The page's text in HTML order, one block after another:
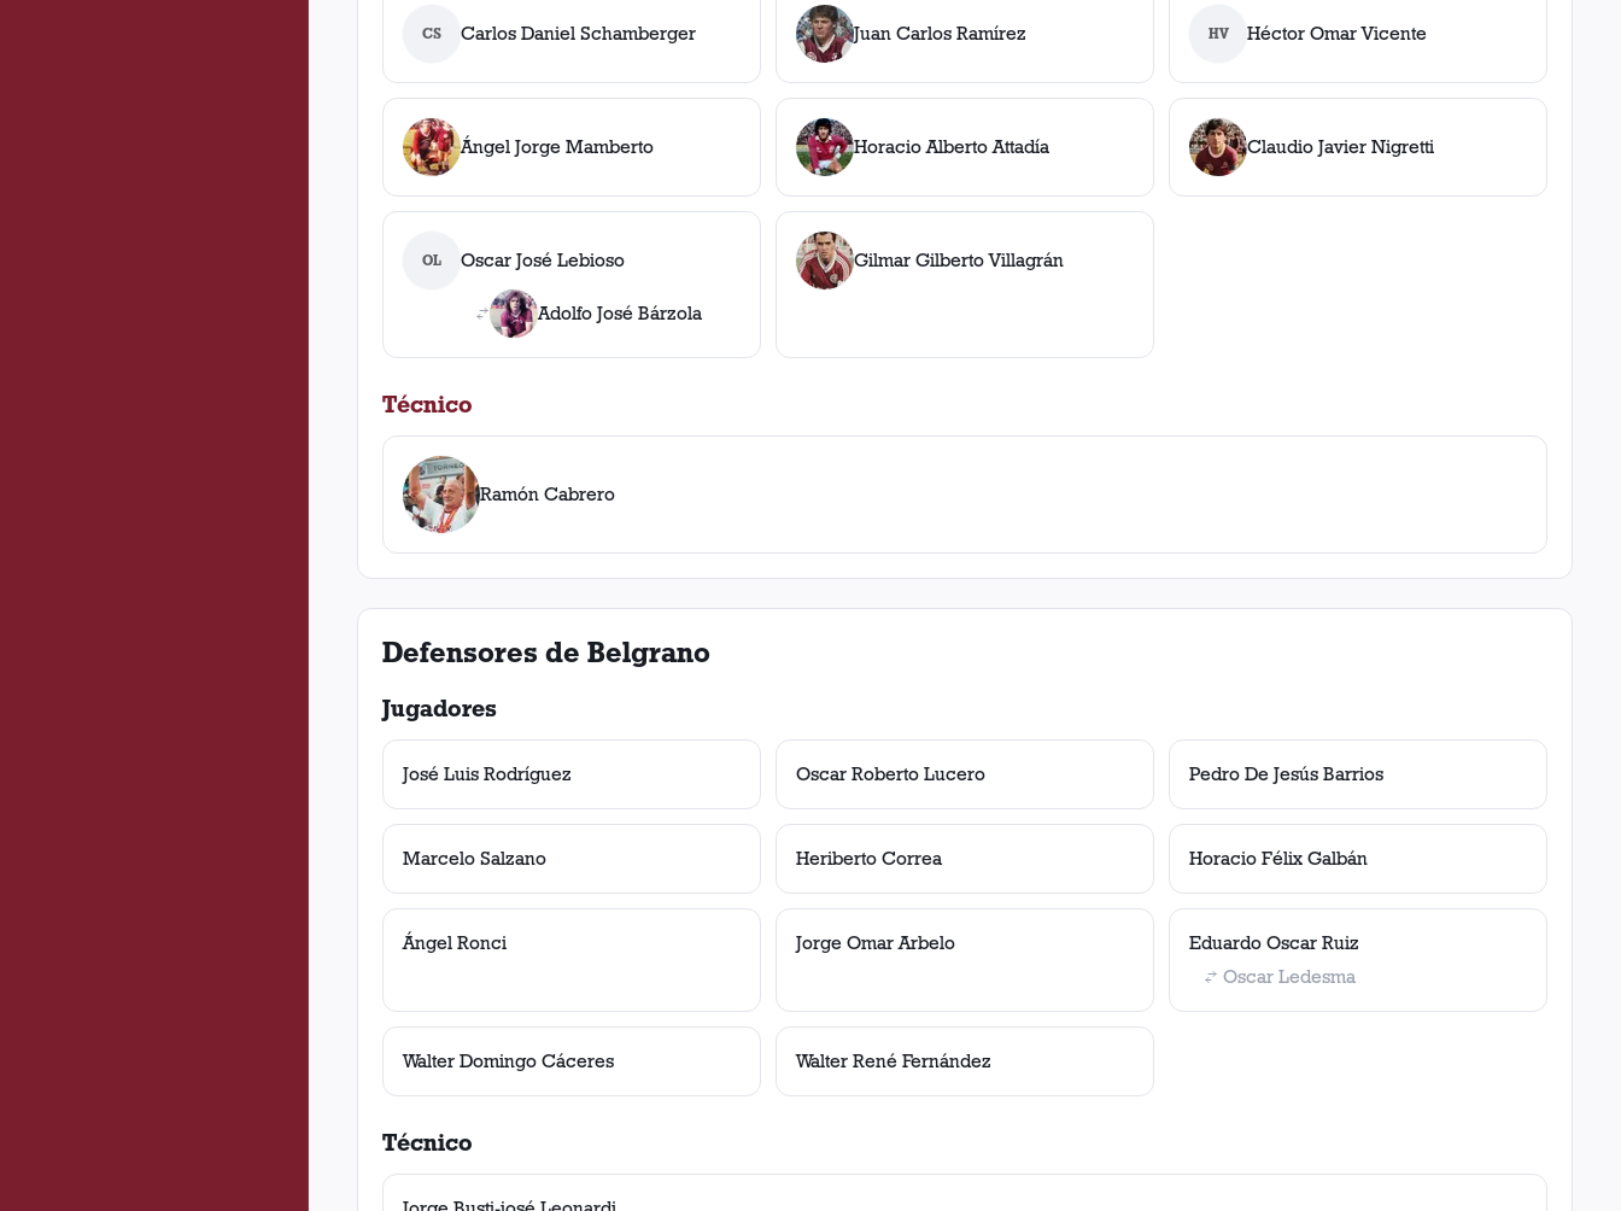
CS Carlos Daniel Schamberger Juan Carlos Ramírez HV Héctor Omar Vicente
Ángel Jorge Mamberto Horacio Alberto Attadía Claudio Javier Nigretti
OL Oscar José Lebioso
Adolfo José Bárzola
Gilmar Gilberto Villagrán
Técnico
Ramón Cabrero
Defensores de Belgrano
Jugadores
José Luis Rodríguez Oscar Roberto Lucero Pedro De Jesús Barrios
Marcelo Salzano Heriberto Correa Horacio Félix Galbán
Ángel Ronci Jorge Omar Arbelo
Eduardo Oscar Ruiz
Oscar Ledesma
Walter Domingo Cáceres Walter René Fernández
Técnico